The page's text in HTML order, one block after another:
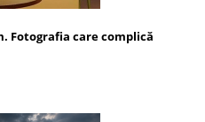
Fotografia care complică